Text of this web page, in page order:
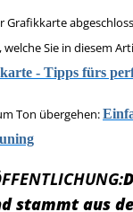
Sie in diesem
- Tipps fürs
Ton übergehen:
stammt aus